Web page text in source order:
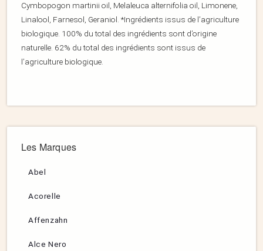
Cymbopogon martinii oil, Melaleuca alternifolia oil, Limonene,
Linalool, Farnesol, Geraniol. *Ingrédients issus de l’agriculture
biologique. 100% du total des ingrédients sont d’origine
naturelle. 62% du total des ingrédients sont issus de
l’agriculture biologique.
Les Marques
Abel
Acorelle
Affenzahn
Alce Nero